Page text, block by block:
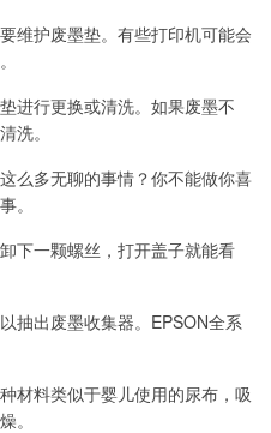
维护废墨垫。有些打印机可能会
进行更换或清洗。如果废墨不
洗。
么多无聊的事情？你不能做你喜
。
下一颗螺丝，打开盖子就能看
抽出废墨收集器。EPSON全系
材料类似于婴儿使用的尿布，吸
。